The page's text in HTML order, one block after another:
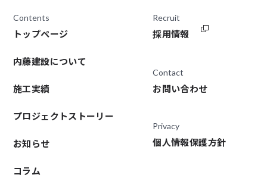
Contents
トップページ
内藤建設について
施工実績
プロジェクトストーリー
お知らせ
コラム
Recruit
採用情報
Contact
お問い合わせ
Privacy
個人情報保護方針